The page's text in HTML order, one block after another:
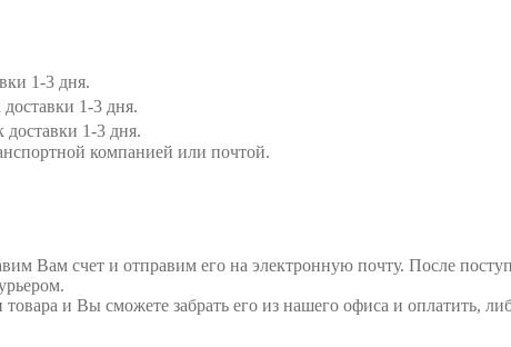
1-3 дня.
1-3 дня.
доставки 1-3 дня.
компанией или почтой.
Вам счет и отправим его на электронную почту. После
и Вы сможете забрать его из нашего офиса и оплатить,